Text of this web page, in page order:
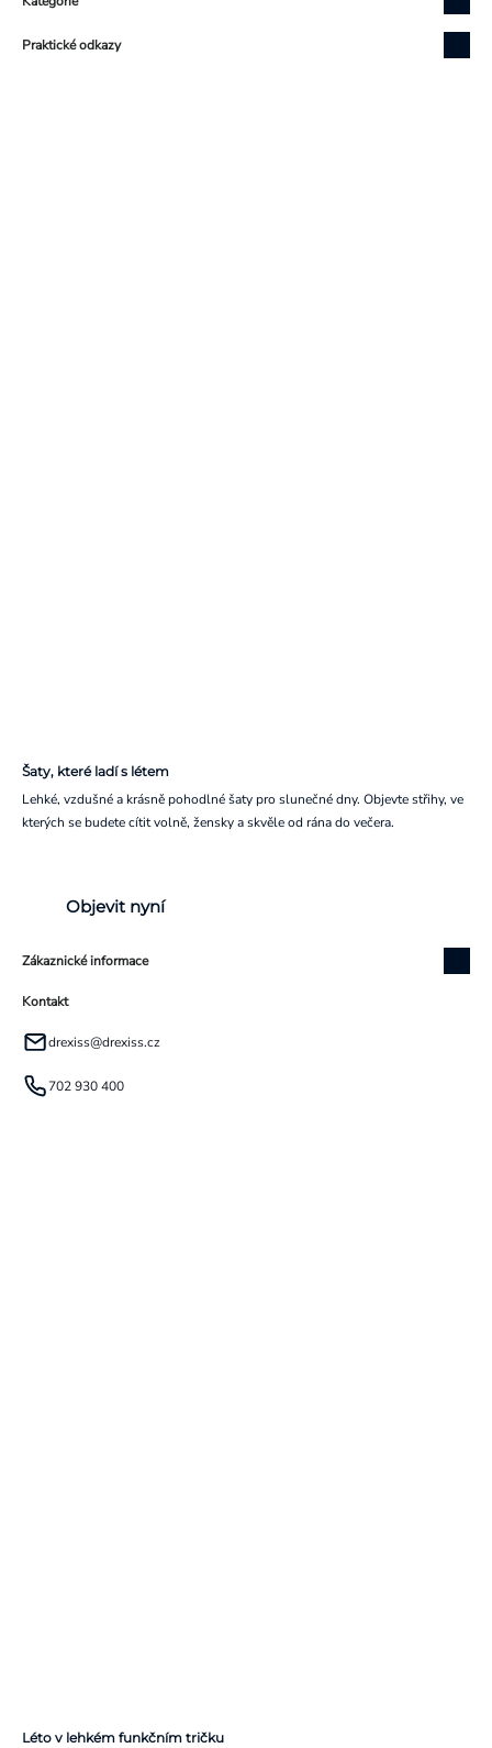
Praktické odkazy
Šaty, které ladí s létem
Lehké, vzdušné a krásně pohodlné šaty pro slunečné dny. Objevte střihy, ve
kterých se budete cítit volně, žensky a skvěle od rána do večera.
Objevit nyní
Zákaznické informace
Kontakt
drexiss@drexiss.cz
702 930 400
Léto v lehkém funkčním tričku